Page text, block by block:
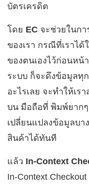
บัตรเครดิต
โดย EC จะช่วยในกา
ของเรา กรณีที่เราได้
ของตนเองไว้ก่อนหน้
ระบบ ก็จะดึงข้อมูลทุ
อะไรเลย จะทำให้เร
บน มือถือที่ พิมพ์ยาก
เปลี่ยนแปลงข้อมูลบา
สินค้าได้ทันที
แล้ว In-Context
In-Context